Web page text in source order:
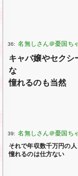
36:
キャバ嬢やセクシ
な
憧れるのも当然
39:
それで年収数千万円の
憧れるのは仕方ない